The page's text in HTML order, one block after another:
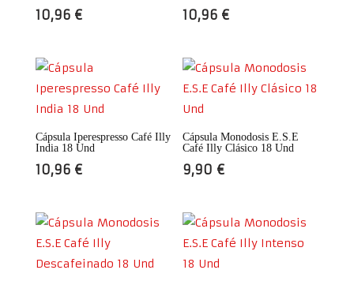
10,96 € 10,96 €
Cápsula Iperespresso Café Illy
India 18 Und
10,96 €
Cápsula Monodosis E.S.E
Café Illy Clásico 18 Und
9,90 €